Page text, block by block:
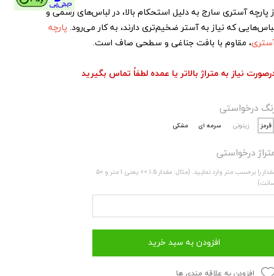
پارچه آستری سارج به دلیل استحکام بالا، در لباس‌های رسمی و
که نیاز به آستر ضخیم‌تری دارند، به کار می‌رود. پارچه‌
، مقاوم با بافت جناغی و سطحی صاف است.
نیاز به متراژ بالاتر یا عمده لطفاً تماس بگیرید
درخواستی
قرمز زیتونی سرمه ای مشکی
درخواستی
مقدار را برحسب متر وارد نمایید. (مثال: مقدار 1.5 >> یعنی 1 متر و 50
افزودن به سبد خرید
افزودن به علاقه مندی ها